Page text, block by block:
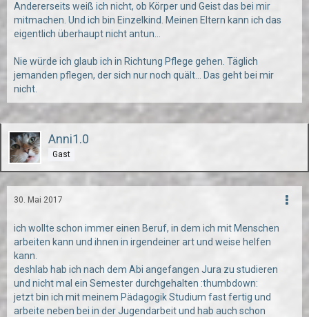
Andererseits weiß ich nicht, ob Körper und Geist das bei mir
mitmachen. Und ich bin Einzelkind. Meinen Eltern kann ich das
eigentlich überhaupt nicht antun...
Nie würde ich glaub ich in Richtung Pflege gehen. Täglich
jemanden pflegen, der sich nur noch quält... Das geht bei mir
nicht.
Anni1.0
Gast
30. Mai 2017
ich wollte schon immer einen Beruf, in dem ich mit Menschen
arbeiten kann und ihnen in irgendeiner art und weise helfen
kann.
deshlab hab ich nach dem Abi angefangen Jura zu studieren
und nicht mal ein Semester durchgehalten :thumbdown:
jetzt bin ich mit meinem Pädagogik Studium fast fertig und
arbeite neben bei in der Jugendarbeit und hab auch schon